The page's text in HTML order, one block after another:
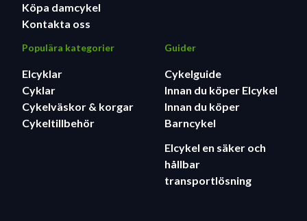
Köpa damcykel
Kontakta oss
Populära kategorier
Elcyklar
Cyklar
Cykelväskor & korgar
Cykeltillbehör
Guider
Cykelguide
Innan du köper Elcykel
Innan du köper
Barncykel
Elcykel en säker och
hållbar
transportlösning